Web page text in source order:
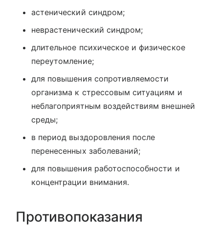
астенический синдром;
неврастенический синдром;
длительное психическое и физическое
переутомление;
для повышения сопротивляемости
организма к стрессовым ситуациям и
неблагоприятным воздействиям внешней
среды;
в период выздоровления после
перенесенных заболеваний;
для повышения работоспособности и
концентрации внимания.
Противопоказания